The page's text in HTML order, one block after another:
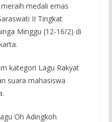
medali emas
II Tingkat
Minggu (12-16/2) di
kategori Lagu Rakyat
suara mahasiswa
Oh Adingkoh